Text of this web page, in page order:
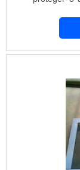
utilidade.
janelas